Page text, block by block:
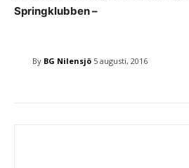
Springklubben –
By BG Nilensjö 5 augusti, 2016